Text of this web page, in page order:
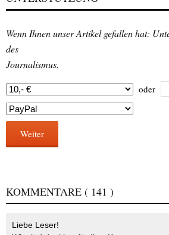
Wenn Ihnen unser Artikel gefallen hat:
des
Journalismus.
oder
Weiter
KOMMENTARE ( 141 )
Liebe Leser!